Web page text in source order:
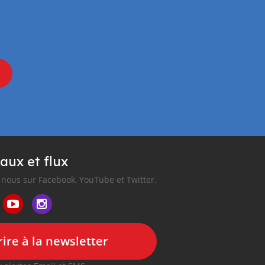
et flux
sur Facebook, YouTube et Twitter.
à la newsletter